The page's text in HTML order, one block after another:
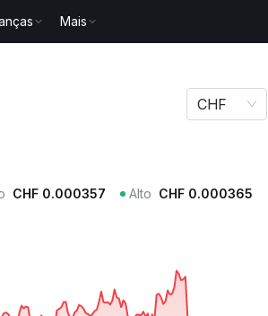
Mais
CHF
CHF 0.000357 Alto CHF 0.000365